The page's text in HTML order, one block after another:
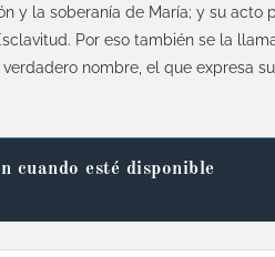
y la soberanía de María; y su acto
Por eso también se la
nombre, el que expresa su
cuando esté disponible